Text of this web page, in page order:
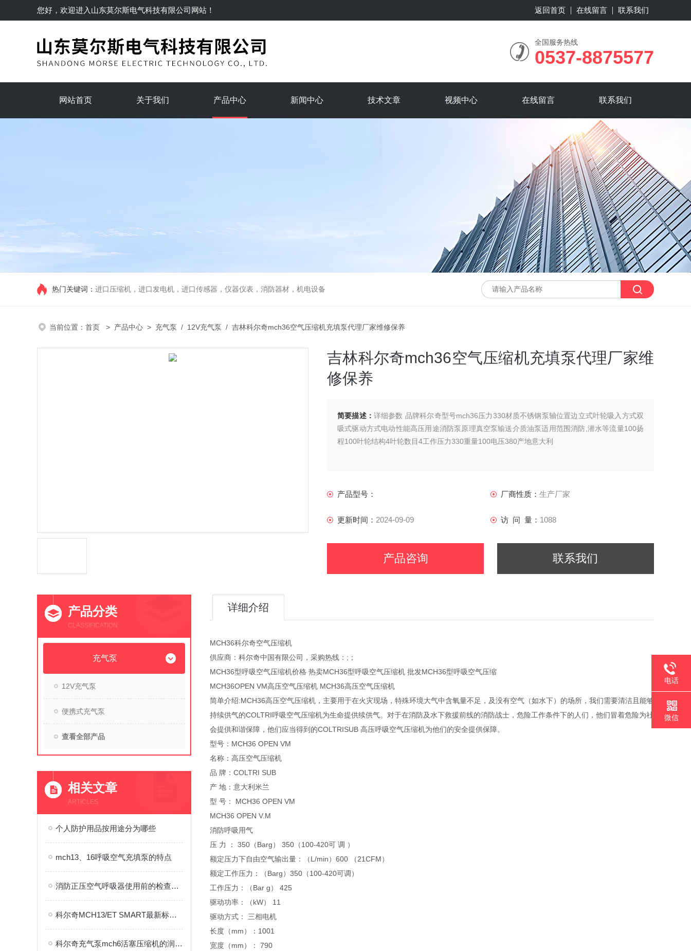
您好，欢迎进入 山东莫尔斯电气科技有限公司网站！ 返回首页 在线留言 联系我们
全国服务热线
0537-8875577
网站首页 关于我们 产品中心 新闻中心 技术文章 视频中心 在线留言 联系我们
热门关键词： 进口压缩机，进口发电机，进口传感器，仪器仪表，消防器材，机电设备
当前位置： 首页 > 产品中心 > 充气泵 / 12V充气泵 / 吉林科尔奇mch36空气压缩机充填泵代理厂家维修保养
吉林科尔奇mch36空气压缩机充填泵代理厂家维
修保养
简要描述： 详细参数 品牌科尔奇型号mch36压力330材质不锈钢泵轴位置边立式叶轮吸入方式双
吸式驱动方式电动性能高压用途消防泵原理真空泵输送介质油泵适用范围消防,潜水等流量100扬
程100叶轮结构4叶轮数目4工作压力330重量100电压380产地意大利
产品型号： 厂商性质： 生产厂家
更新时间： 2024-09-09 访 问 量： 1088
产品咨询 联系我们
产品分类
CLASSIFICATION
充气泵
12V充气泵
便携式充气泵
查看全部产品
相关文章
ARTICLES
个人防护用品按用途分为哪些
mch13、16呼吸空气充填泵的特点
消防正压空气呼吸器使用前的检查事项
科尔奇MCH13/ET SMART最新标准款性能特点
科尔奇充气泵mch6活塞压缩机的润滑方式介绍
详细介绍
MCH36科尔奇空气压缩机
供应商：科尔奇中国有限公司，采购热线：;；
MCH36型呼吸空气压缩机价格 热卖MCH36型呼吸空气压缩机 批发MCH36型呼吸空气压缩
MCH36OPEN VM高压空气压缩机 MCH36高压空气压缩机
简单介绍:MCH36高压空气压缩机，主要用于在火灾现场，特殊环境大气中含氧量不足，及没有空气（如水下）的场所，我们需要清洁且能够
持续供气的COLTRI呼吸空气压缩机为生命提供续供气。对于在消防及水下救援前线的消防战士，危险工作条件下的人们，他们冒着危险为社
会提供和谐保障，他们应当得到的COLTRISUB 高压呼吸空气压缩机为他们的安全提供保障。
型号：MCH36 OPEN VM
名称：高压空气压缩机
品 牌：COLTRI SUB
产 地：意大利米兰
型 号： MCH36 OPEN VM
MCH36 OPEN V.M
消防呼吸用气
压 力 ： 350（Barg） 350（100-420可 调 ）
额定压力下自由空气输出量：（L/min）600 （21CFM）
额定工作压力：（Barg）350（100-420可调）
工作压力：（Bar g） 425
驱动功率：（kW） 11
驱动方式： 三相电机
长度（mm）：1001
宽度（mm）： 790
电话
微信